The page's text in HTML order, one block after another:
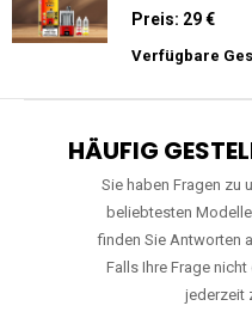
Preis: 29 €
Verfügbare
HÄUFIG
Sie haben Fragen zu
beliebtesten
finden Sie Antworten
Falls Ihre Frage
jederzeit